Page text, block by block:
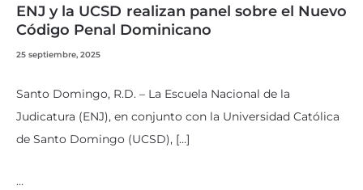
ENJ y la UCSD realizan panel sobre el Nuevo
Código Penal Dominicano
25 septiembre, 2025
Santo Domingo, R.D. – La Escuela Nacional de la
Judicatura (ENJ), en conjunto con la Universidad Católica
de Santo Domingo (UCSD), […]
…